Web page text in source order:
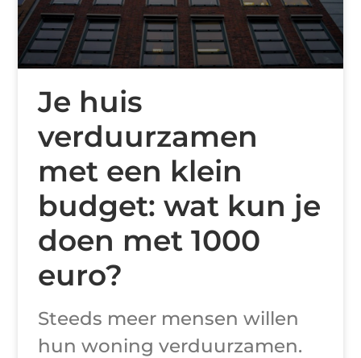
Je huis
verduurzamen
met een klein
budget: wat kun je
doen met 1000
euro?
Steeds meer mensen willen
hun woning verduurzamen.